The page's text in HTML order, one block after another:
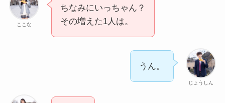
ここな
ちなみにいっちゃん？
その増えた1人は。
じょうしん
うん。